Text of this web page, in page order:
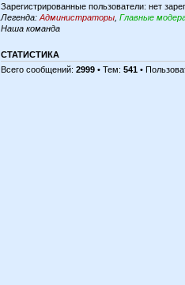
Зарегистрированные пользователи: нет
Легенда: Администраторы Главные
Наша команда
СТАТИСТИКА
Всего сообщений: 2999 • Тем: 541 •